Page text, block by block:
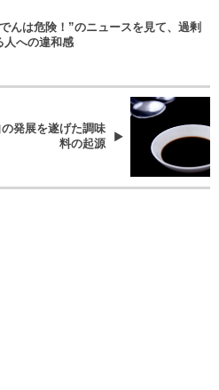
んは危険！”のニュースを見て、過剰
人への違和感
発展を遂げた調味
料の起源